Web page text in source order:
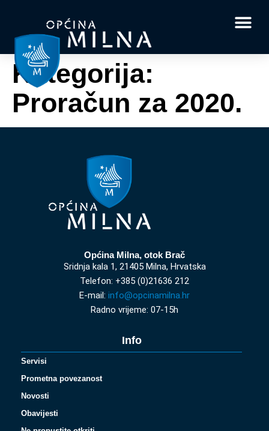
Kategorija:
Proračun za 2020.
Općina Milna, otok Brač
Sridnja kala 1, 21405 Milna, Hrvatska
Telefon: +385 (0)21636 212
E-mail: info@opcinamilna.hr
Radno vrijeme: 07-15h
Info
Servisi
Prometna povezanost
Novosti
Obavijesti